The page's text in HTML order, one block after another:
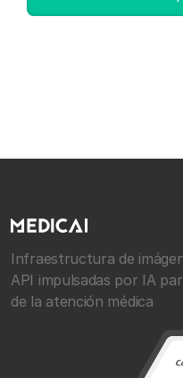
Infraestructura de
API impulsadas por IA
de la atención médica